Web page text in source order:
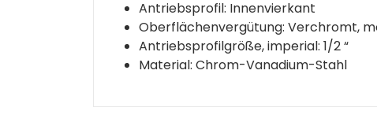
Antriebsprofil: Innenvierkant
Oberflächenvergütung: Verchromt,
Antriebsprofilgröße, imperial: 1/2 “
Material: Chrom-Vanadium-Stahl